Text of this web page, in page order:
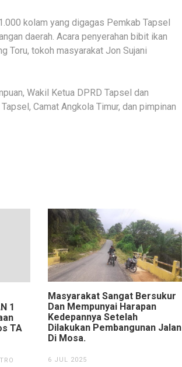
kolam yang digagas Pemkab Tapsel
daerah. Acara penyerahan bibit ikan
Toru, tokoh masyarakat Jon Sujani
Wakil Ketua DPRD Tapsel dan
Camat Angkola Timur, dan pimpinan
1
TA
Masyarakat Sangat Bersukur
Dan Mempunyai Harapan
Kedepannya Setelah
Dilakukan Pembangunan Jalan
Di Mosa.
6 JUL 2025